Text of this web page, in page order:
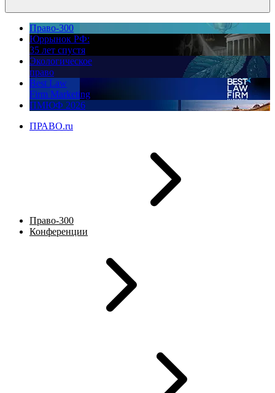
Право-300
Юррынок РФ:
35 лет спустя
Экологическое
право
Best Law
Firm Marketing
ПМЮФ 2026
ПРАВО.ru
Право-300
Конференции